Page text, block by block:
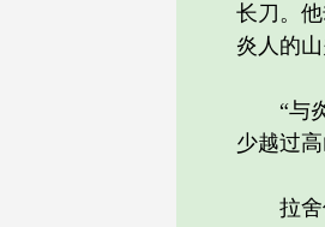
长刀。
炎人的
“与炎
少越过
拉舍佳